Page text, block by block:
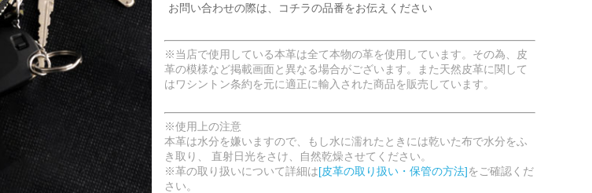
お問い合わせの際は、コチラの品番をお伝えください
※当店で使用している本革は全て本物の革を使用しています。その為、皮
革の模様など掲載画面と異なる場合がございます。また天然皮革に関して
はワシントン条約を元に適正に輸入された商品を販売しています。
※使用上の注意
本革は水分を嫌いますので、もし水に濡れたときには乾いた布で水分をふ
き取り、 直射日光をさけ、自然乾燥させてください。
※革の取り扱いについて詳細は[皮革の取り扱い・保管の方法]をご確認くだ
さい。